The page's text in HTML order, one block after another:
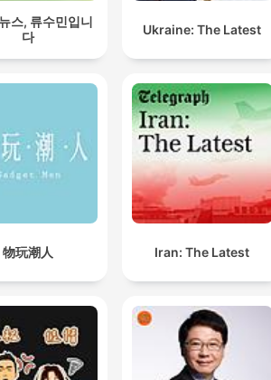
스, 류수민입니
다
Ukraine: The Latest
物玩潮人 Iran: The Latest